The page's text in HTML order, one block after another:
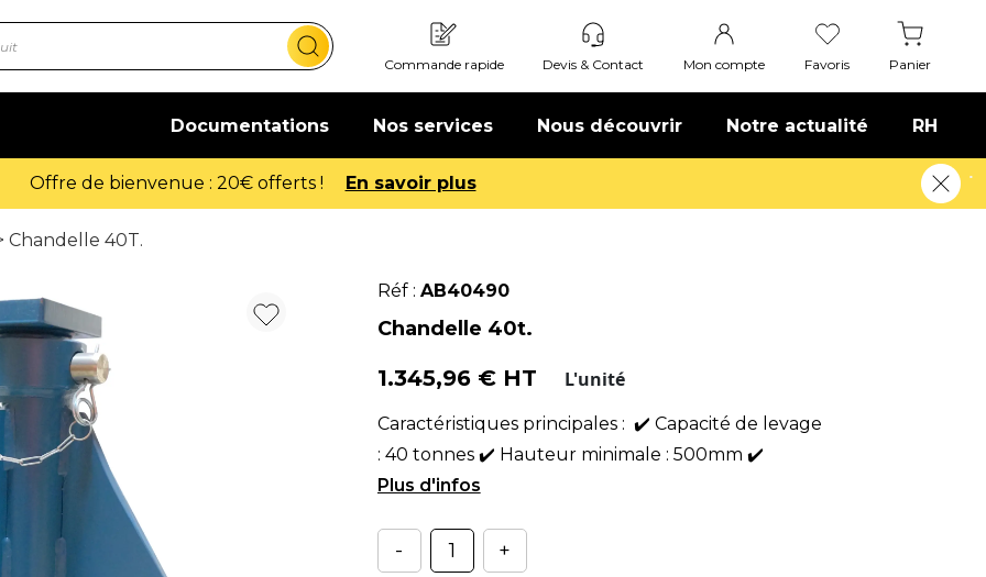
Commande rapide Devis & Contact Mon compte Favoris Panier
Documentations Nos services Nous découvrir Notre actualité RH
Offre de bienvenue : 20€ offerts ! En savoir plus
Chandelle 40T.
Réf : AB40490
Chandelle 40t.
1.345,96 € HT L'unité
Caractéristiques principales : ✔️ Capacité de levage
: 40 tonnes ✔️ Hauteur minimale : 500mm ✔️
Hauteur
- +